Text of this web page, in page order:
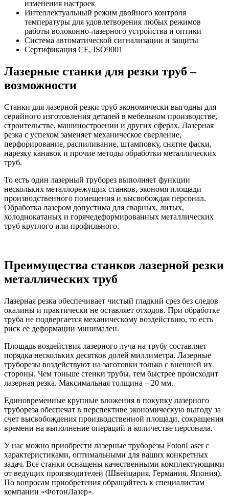
изменения настроек
Интеллектуальный режим двойного контроля
температуры для удовлетворения любых режимов
работы волоконно-лазерного устройства и оптики
Система автоматической сигнализации и защиты
Сертификация CE, ISO9001
Лазерные станки для резки труб –
возможности
Станки для лазерной резки труб экономически выгодны для
серийного изготовления деталей в мебельном производстве,
строительстве, машиностроении и других сферах. Лазерная
резка с успехом заменяет механическое сверление,
перфорирование, распиливание, штамповку, снятие фаски,
нарезку канавок и прочие методы обработки металлических
труб.
То есть один лазерный труборез выполняет функции
нескольких металлорежущих станков, экономя площади
производственного помещения и высвобождая персонал.
Обработка лазером допустима для сварных, литых,
холоднокатаных и горячедеформированных металлических
труб круглого или профильного.
Преимущества станков лазерной резки
металлических труб
Лазерная резка обеспечивает чистый гладкий срез без следов
окалины и практически не оставляет отходов. При обработке
труба не подвергается механическому воздействию, то есть
риск ее деформации минимален.
Площадь воздействия лазерного луча на трубу составляет
порядка нескольких десятков долей миллиметра. Лазерные
труборезы воздействуют на заготовки только с внешней их
стороны. Чем тоньше стенки трубы, тем быстрее происходит
лазерная резка. Максимальная толщина – 20 мм.
Единовременные крупные вложения в покупку лазерного
трубореза обеспечат в перспективе экономическую выгоду за
счет высвобождения производственной площади, сокращения
времени на выполнение операций и количестве персонала.
У нас можно приобрести лазерные труборезы FotonLaser с
характеристиками, оптимальными для ваших конкретных
задач. Все станки оснащены качественными комплектующими
от ведущих производителей (Швейцария, Германия, Япония).
По вопросам приобретения обращайтесь к специалистам
компании «ФотонЛазер».